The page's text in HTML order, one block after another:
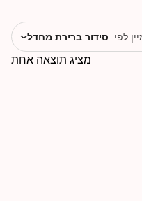
מציג תוצאה אחת
לפי:סידור ברירת מחדל